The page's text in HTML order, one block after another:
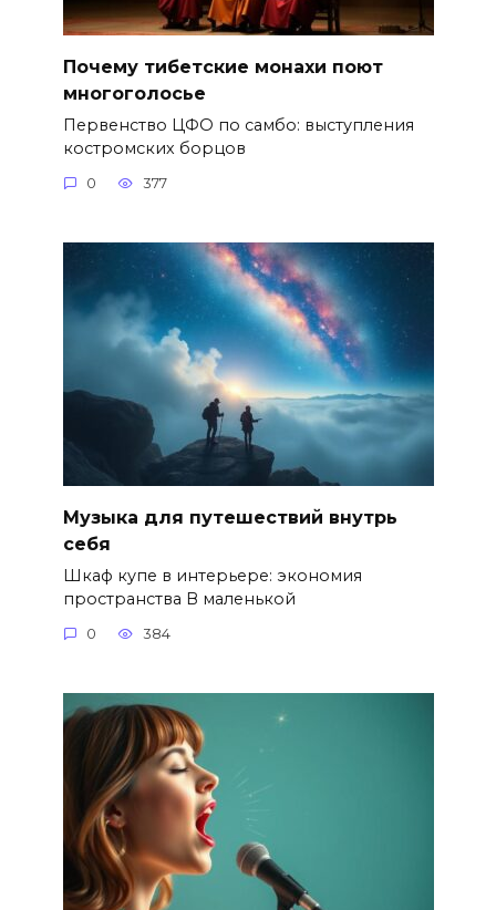
Почему тибетские монахи поют
многоголосье
Первенство ЦФО по самбо: выступления
костромских борцов
0 377
Музыка для путешествий внутрь
себя
Шкаф купе в интерьере: экономия
пространства В маленькой
0 384